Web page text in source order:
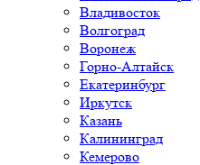
Владивосток
Волгоград
Воронеж
Горно-Алтайск
Екатеринбург
Иркутск
Казань
Калининград
Кемерово